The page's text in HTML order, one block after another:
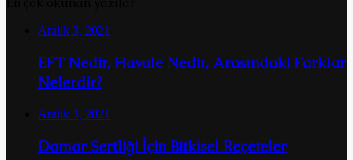
Aralık 3, 2021
EFT Nedir, Havale Nedir, Arasındaki Farklar
Nelerdir?
Aralık 3, 2021
Damar Sertliği İçin Bitkisel Reçeteler